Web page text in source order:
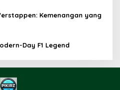
Kemenangan yang
Day F1 Legend